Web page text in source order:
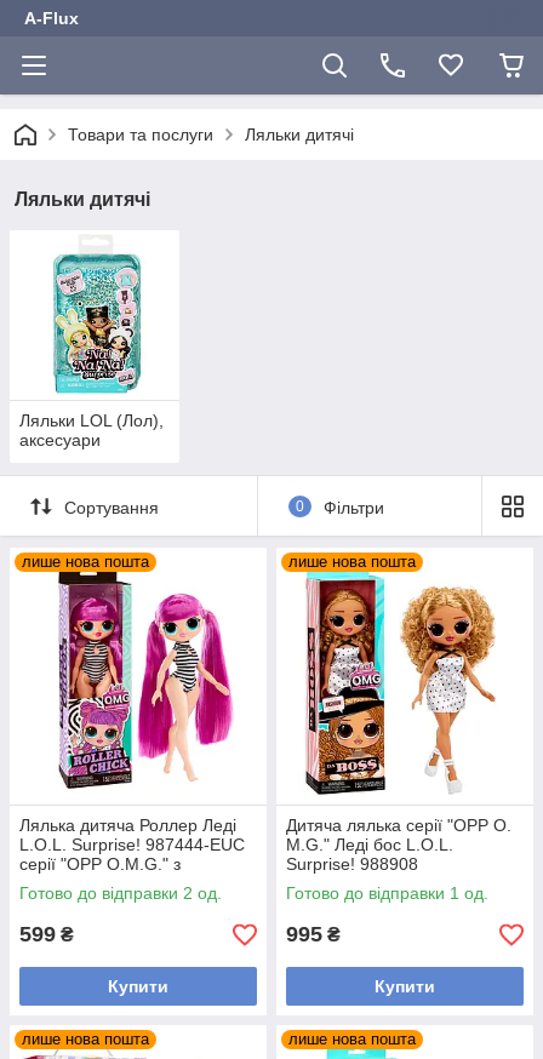
A-Flux
Товари та послуги Ляльки дитячі
Ляльки дитячі
Ляльки LOL (Лол),
аксесуари
Сортування 0 Фільтри
лише нова пошта
Лялька дитяча Роллер Леді
L.O.L. Surprise! 987444-EUC
серії "OPP O.M.G." з
аксесуарами
Готово до відправки 2 од.
599 ₴
Купити
лише нова пошта
Дитяча лялька серії "OPP O.
M.G." Леді бос L.O.L.
Surprise! 988908
Готово до відправки 1 од.
995 ₴
Купити
лише нова пошта лише нова пошта